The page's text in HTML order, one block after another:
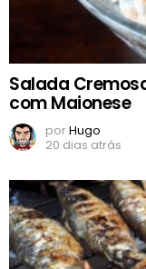
Salada
com Maionese
porHugo
20 dias atrás